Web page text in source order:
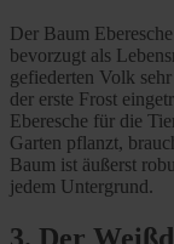
Der Baum
bevorzugt als
gefiederten Volk
der erste Frost
Eberesche für die
Garten pflanzt,
Baum ist äußerst
jedem Untergrund.